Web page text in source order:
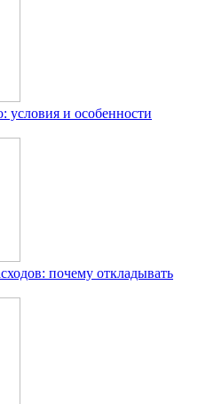
условия и особенности
почему откладывать